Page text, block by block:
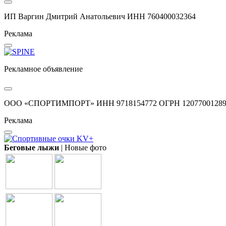
ИП Варгин Дмитрий Анатольевич ИНН 760400032364
Реклама
Рекламное объявление
ООО «СПОРТИМПОРТ» ИНН 9718154772 ОГРН
Реклама
Беговые лыжи | Новые фото